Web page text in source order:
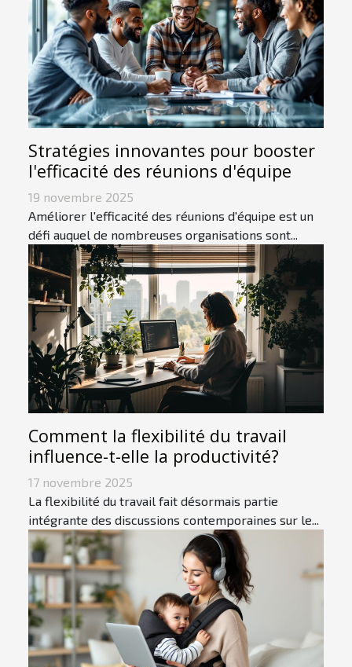
Stratégies innovantes pour booster
l'efficacité des réunions d'équipe
19 novembre 2025
Améliorer l'efficacité des réunions d'équipe est un
défi auquel de nombreuses organisations sont...
Comment la flexibilité du travail
influence-t-elle la productivité?
17 novembre 2025
La flexibilité du travail fait désormais partie
intégrante des discussions contemporaines sur le...